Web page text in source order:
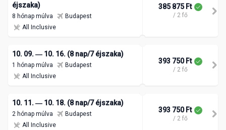
éjszaka)
8 hónap múlva
Budapest
All Inclusive
385 875 Ft
/ 2 fő
10. 09. ― 10. 16. (8 nap/7 éjszaka)
1 hónap múlva
Budapest
All Inclusive
393 750 Ft
/ 2 fő
10. 11. ― 10. 18. (8 nap/7 éjszaka)
2 hónap múlva
Budapest
All Inclusive
393 750 Ft
/ 2 fő